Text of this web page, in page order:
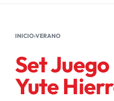
INICIO›VERANO
Set
Yute